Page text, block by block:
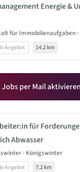
Energie &
für Immobilienaufgaben ·
Angebot 14.2 km
per Mail aktivieren
für
Abwasser
· Königswinter
Angebot 7.2 km